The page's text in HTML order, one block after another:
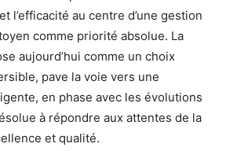
l’efficacité au centre d’une gestion
comme priorité absolue. La
aujourd’hui comme un choix
pave la voie vers une
en phase avec les évolutions
à répondre aux attentes de la
et qualité.